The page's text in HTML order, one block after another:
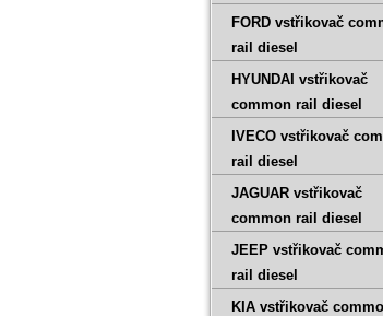
FORD vstřikovač
rail diesel
HYUNDAI vstřikovač
common rail diesel
IVECO vstřikovač
rail diesel
JAGUAR vstřikovač
common rail diesel
JEEP vstřikovač
rail diesel
KIA vstřikovač